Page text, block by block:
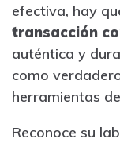
efectiva, hay
transacción
auténtica y
como
herramientas
Reconoce su